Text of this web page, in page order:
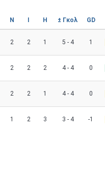
Ν Η ± Γκολ GD
2 2 1 5 - 4 1
2 2 2 4 - 4 0
2 2 1 4 - 4 0
1 2 3 3 - 4 -1